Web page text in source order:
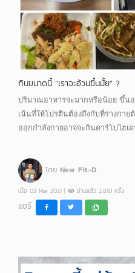
กินขนาดนี้ “เราจะอ้วนขึ้นมั้ย” ?
ปริมาณอาหารจะมากหรือน้อย ขึ้น
เน้นที่ให้โปรตีนต้องถึงกับที่ร่างกา
ออกกำลังกายอาจจะกินคาร์โบไฮเ
โดย New Fit-D
เมื่อ 03 Mar 2021 | อ่านแล้ว 2,810 ครั้ง
แชร์